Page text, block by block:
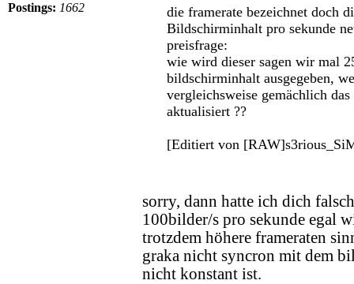
Postings: 1662
die framerate bezeichnet doch
Bildschirminhalt pro sekunde
preisfrage:
wie wird dieser sagen wir mal
bildschirminhalt ausgegeben,
vergleichsweise gemächlich
aktualisiert ??
[Editiert von
sorry, dann hatte ich dich
100bilder/s pro sekunde egal
trotzdem höhere frameraten
graka nicht syncron mit dem
nicht konstant ist.